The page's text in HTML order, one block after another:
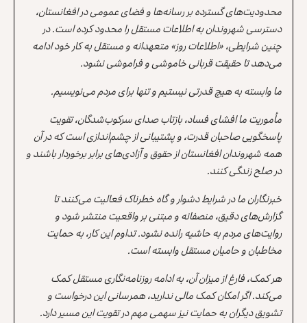
محدودیت‌های گسترده بر رسانه‌ها و فضای عمومی در افغانستان،
دسترسی شهروندان به اطلاعات مستقل را محدود کرده است. در
چنین شرایطی، «اطلاعات روز» متعهدانه و مستقل به کار خود ادامه
می‌دهد تا حقیقت قربانی خاموشی و فراموشی نشود.
ما وابسته به هیچ قدرتی نیستیم و تنها برای مردم می‌نویسیم.
مأموریت ما افشای فساد، بازتاب صدای سرکوب‌شدگان، تقویت
پاسخگویی صاحبان قدرت، و پشتیبانی از چشم‌اندازی است که در آن
همه شهروندان افغانستان از حقوق و آزادی‌های برابر برخوردار باشند و
در صلح زندگی کنند.
خبرنگاران ما در شرایط دشوار و گاه خطرناک فعالیت می‌کنند تا
گزارش‌های دقیق، منصفانه و مبتنی بر واقعیت منتشر شود و
روایت‌های مردم به حاشیه رانده نشود. تداوم این کار، به حمایت
مخاطبان و حامیان مستقل وابسته است.
هر کمک، فارغ از میزان آن، به ادامه روزنامه‌نگاری مستقل کمک
می‌کند. اگر امکان کمک مالی ندارید، همرسانی این درخواست و
تشویق دیگران به حمایت نیز سهمی مهم در تقویت این مسیر دارد.